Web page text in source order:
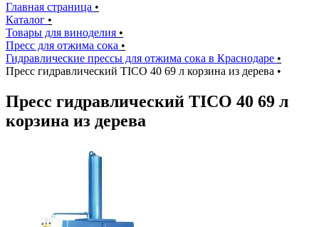
Главная страница •
Каталог •
Товары для виноделия •
Пресс для отжима сока •
Гидравлические прессы для отжима сока в Краснодаре •
Пресс гидравлический TICO 40 69 л корзина из дерева •
Пресс гидравлический TICO 40 69 л
корзина из дерева